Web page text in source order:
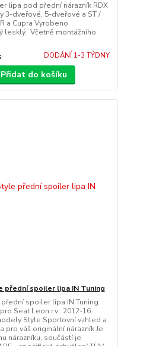
lipa pod přední nárazník RDX
3-dveřové, 5-dveřové a ST /
a Cupra Vyrobeno
lesklý. Včetně montážního
DODÁNÍ 1-3 TÝDNY
Přidat do košíku
přední spoiler lipa IN Tuning
spoiler lipa IN Tuning
Seat Leon r.v.: 2012-16
Style Sportovní vzhled a
pro váš originální nárazník Je
nárazníku, součástí je